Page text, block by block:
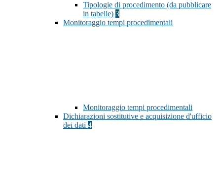
Tipologie di procedimento (da pubblicare
in tabelle) 3
Monitoraggio tempi procedimentali
Monitoraggio tempi procedimentali
Dichiarazioni sostitutive e acquisizione d'ufficio
dei dati 4